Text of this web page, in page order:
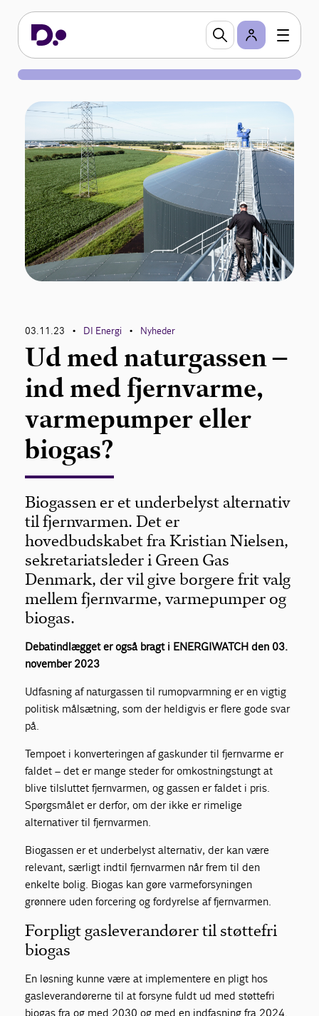
03.11.23 • DI Energi • Nyheder
Ud med naturgassen –
ind med fjernvarme,
varmepumper eller
biogas?
Biogassen er et underbelyst alternativ
til fjernvarmen. Det er
hovedbudskabet fra Kristian Nielsen,
sekretariatsleder i Green Gas
Denmark, der vil give borgere frit valg
mellem fjernvarme, varmepumper og
biogas.
Debatindlægget er også bragt i ENERGIWATCH den 03.
november 2023
Udfasning af naturgassen til rumopvarmning er en vigtig
politisk målsætning, som der heldigvis er flere gode svar
på.
Tempoet i konverteringen af gaskunder til fjernvarme er
faldet – det er mange steder for omkostningstungt at
blive tilsluttet fjernvarmen, og gassen er faldet i pris.
Spørgsmålet er derfor, om der ikke er rimelige
alternativer til fjernvarmen.
Biogassen er et underbelyst alternativ, der kan være
relevant, særligt indtil fjernvarmen når frem til den
enkelte bolig. Biogas kan gøre varmeforsyningen
grønnere uden forcering og fordyrelse af fjernvarmen.
Forpligt gasleverandører til støttefri
biogas
En løsning kunne være at implementere en pligt hos
gasleverandørerne til at forsyne fuldt ud med støttefri
biogas fra og med 2030 og med en indfasning fra 2024.